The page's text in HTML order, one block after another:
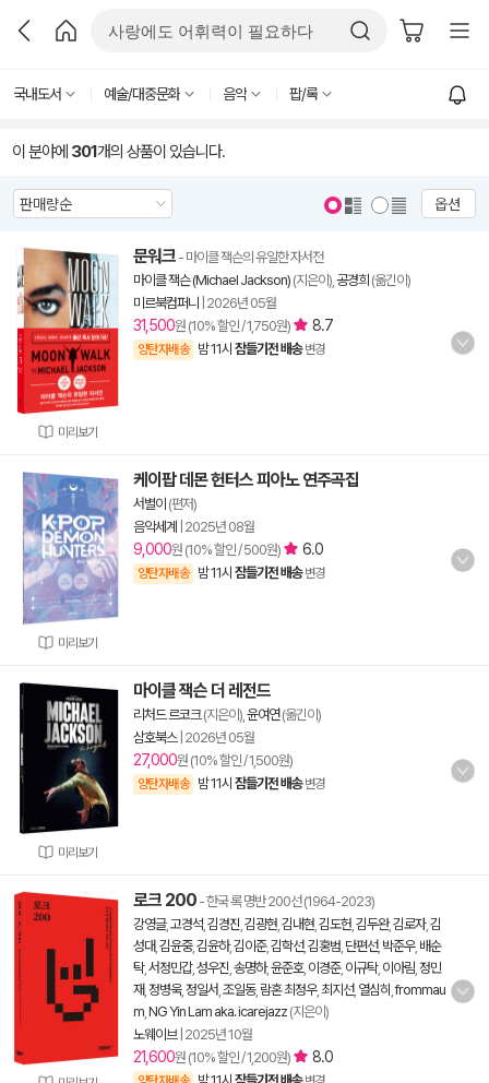
국내도서 예술/대중문화 음악 팝/록
이 분야에 301개의 상품이 있습니다.
옵션
미리보기
문워크 - 마이클 잭슨의 유일한 자서전
마이클 잭슨 (Michael Jackson) (지은이), 공경희 (옮긴이)
미르북컴퍼니
2026년 05월
31,500원 (10% 할인 / 1,750원) 8.7
양탄자배송 밤 11시 잠들기전 배송 변경
미리보기
케이팝 데몬 헌터스 피아노 연주곡집
서별이 (편저)
음악세계
2025년 08월
9,000원 (10% 할인 / 500원) 6.0
양탄자배송 밤 11시 잠들기전 배송 변경
미리보기
마이클 잭슨 더 레전드
리처드 르코크(지은이), 윤여연(옮긴이)
삼호북스| 2026년 05월
27,000원 (10% 할인 / 1,500원)
양탄자배송 밤 11시 잠들기전 배송 변경
로크 200 - 한국 록 명반 200선 (1964-2023)
강영글, 고경석 김경진 김광현 김내현 김도헌 김두완,김로자, 김
성대 김윤중, 김윤하,김이준, 김학선, 김홍범 단편선, 박준우, 배순
탁, 서정민갑, 성우진 송명하,윤준호, 이경준, 이규탁, 이아림 정민
재 정병욱, 정일서 조일동, 람혼 최정우, 최지선, 열심히 ,frommau
m NG Yin Lam aka. icarejazz (지은이)
노웨이브| 2025년 10월
21,600원 (10% 할인 / 1,200원) 8.0